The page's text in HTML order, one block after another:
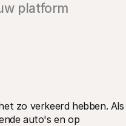
platform
zo verkeerd hebben. Als
auto's en op